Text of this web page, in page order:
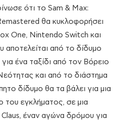
ότι το Sam & Max:
θα κυκλοφορήσει
One, Nintendo Switch και
αποτελείται από το δίδυμο
για ένα ταξίδι από τον Βόρειο
και από το διάστημα
δίδυμο θα τα βάλει για μια
εγκλήματος, σε μια
έναν αγώνα δρόμου για